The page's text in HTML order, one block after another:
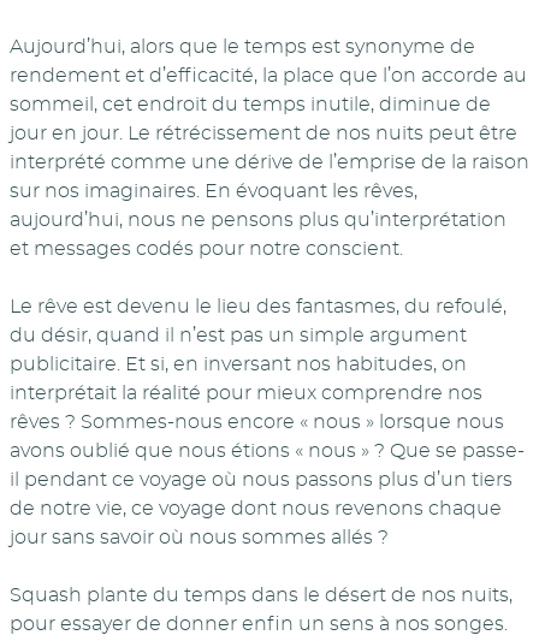
Aujourd’hui, alors que le temps est synonyme de
rendement et d’efficacité, la place que l’on accorde au
sommeil, cet endroit du temps inutile, diminue de
jour en jour. Le rétrécissement de nos nuits peut être
interprété comme une dérive de l’emprise de la raison
sur nos imaginaires. En évoquant les rêves,
aujourd’hui, nous ne pensons plus qu’interprétation
et messages codés pour notre conscient.
Le rêve est devenu le lieu des fantasmes, du refoulé,
du désir, quand il n’est pas un simple argument
publicitaire. Et si, en inversant nos habitudes, on
interprétait la réalité pour mieux comprendre nos
rêves ? Sommes-nous encore « nous » lorsque nous
avons oublié que nous étions « nous » ? Que se passe-
il pendant ce voyage où nous passons plus d’un tiers
de notre vie, ce voyage dont nous revenons chaque
jour sans savoir où nous sommes allés ?
Squash plante du temps dans le désert de nos nuits,
pour essayer de donner enfin un sens à nos songes.